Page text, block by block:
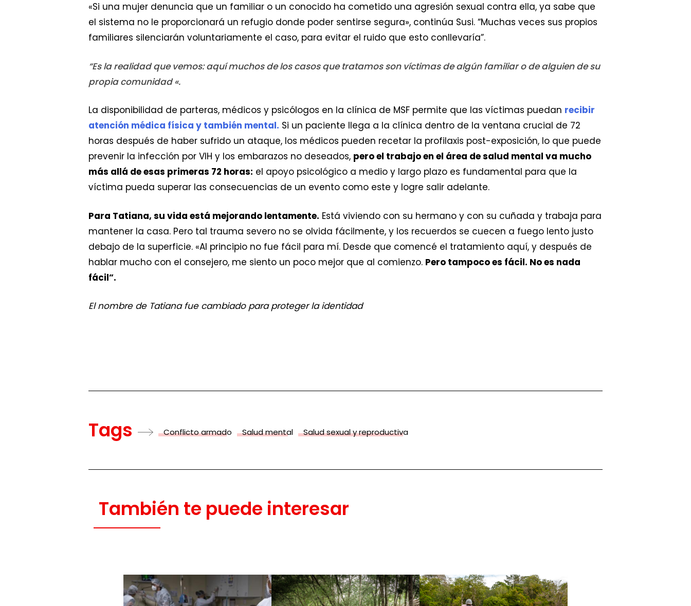
«Si una mujer denuncia que un familiar o un conocido ha cometido una agresión sexual contra ella, ya sabe que
el sistema no le proporcionará un refugio donde poder sentirse segura», continúa Susi. “Muchas veces sus propios
familiares silenciarán voluntariamente el caso, para evitar el ruido que esto conllevaría”.
“Es la realidad que vemos: aquí muchos de los casos que tratamos son víctimas de algún familiar o de alguien de su
propia comunidad «.
La disponibilidad de parteras, médicos y psicólogos en la clínica de MSF permite que las víctimas puedan recibir
atención médica física y también mental. Si un paciente llega a la clínica dentro de la ventana crucial de 72
horas después de haber sufrido un ataque, los médicos pueden recetar la profilaxis post-exposición, lo que puede
prevenir la infección por VIH y los embarazos no deseados, pero el trabajo en el área de salud mental va mucho
más allá de esas primeras 72 horas: el apoyo psicológico a medio y largo plazo es fundamental para que la
víctima pueda superar las consecuencias de un evento como este y logre salir adelante.
Para Tatiana, su vida está mejorando lentamente. Está viviendo con su hermano y con su cuñada y trabaja para
mantener la casa. Pero tal trauma severo no se olvida fácilmente, y los recuerdos se cuecen a fuego lento justo
debajo de la superficie. «Al principio no fue fácil para mí. Desde que comencé el tratamiento aquí, y después de
hablar mucho con el consejero, me siento un poco mejor que al comienzo. Pero tampoco es fácil. No es nada
fácil”.
El nombre de Tatiana fue cambiado para proteger la identidad
Tags Conflicto armado Salud mental Salud sexual y reproductiva
También te puede interesar